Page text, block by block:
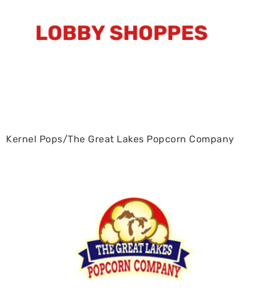
Kernel Pops/The Great Lakes Popcorn Company